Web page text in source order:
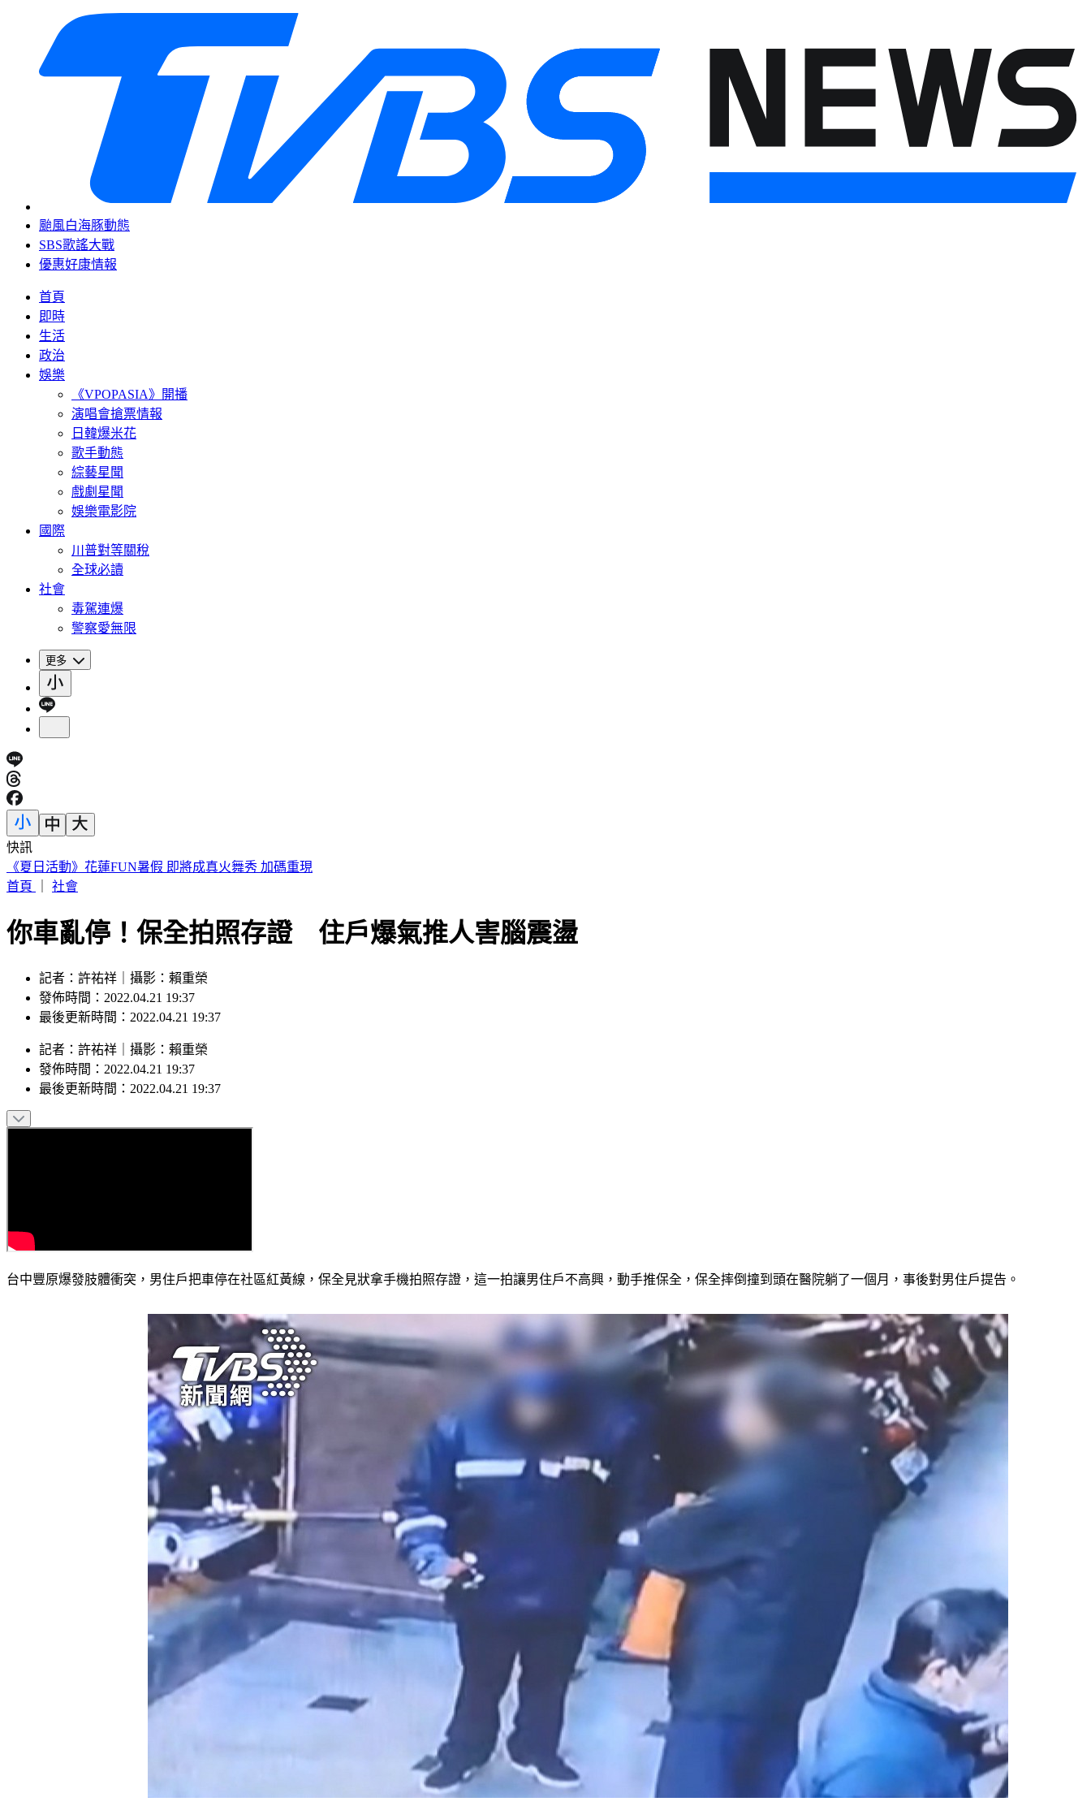
颱風白海豚動態
SBS歌謠大戰
優惠好康情報
首頁
即時
生活
政治
娛樂
《VPOPASIA》開播
演唱會搶票情報
日韓爆米花
歌手動態
綜藝星聞
戲劇星聞
娛樂電影院
國際
川普對等關稅
全球必讀
社會
毒駕連爆
警察愛無限
更多
快訊
獨／高捷新制服被比擬禮儀社 員工：像九如橋不符美學
首頁
社會
你車亂停！保全拍照存證 住戶爆氣推人害腦震盪
記者：許祐祥｜攝影：賴重榮
發佈時間：2022.04.21 19:37
最後更新時間：2022.04.21 19:37
記者 ： 許祐祥 攝影 ： 賴重榮
發佈時間： 2022.04.21 19:37
最後更新時間： 2022.04.21 19:37
台中豐原爆發肢體衝突，男住戶把車停在社區紅黃線，保全見狀拿手機拍照存證，這一拍讓男住戶不高興，動手推保全，保全摔倒撞到頭在醫院躺了一個月，事後對男住戶提告。